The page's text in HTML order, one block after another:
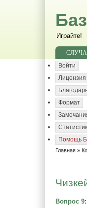
Играйте!
Войти
Лицензия
Формат
Помощь
Главная »
Вопрос 9: